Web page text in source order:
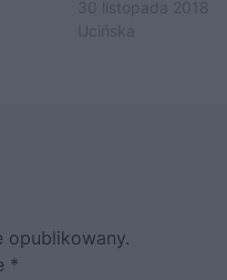
opublikowany.
*